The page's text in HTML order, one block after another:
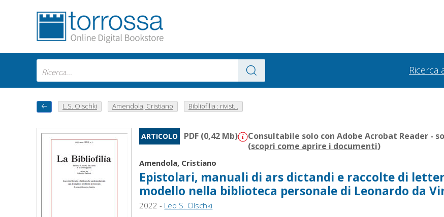
Ricerca
L.S. Olschki Amendola, Cristiano Bibliofilia : rivist...
ARTICOLO PDF (0,42 Mb)
Consultabile solo con Adobe Acrobat Reader -
(scopri come aprire i documenti)
Amendola, Cristiano
Epistolari, manuali di ars dictandi e raccolte di
modello nella biblioteca personale di Leonardo da
2022 - Leo S. Olschki